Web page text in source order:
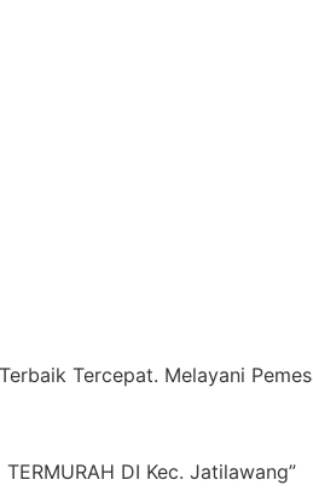
Tercepat. Melayani
DI Kec. Jatilawang”